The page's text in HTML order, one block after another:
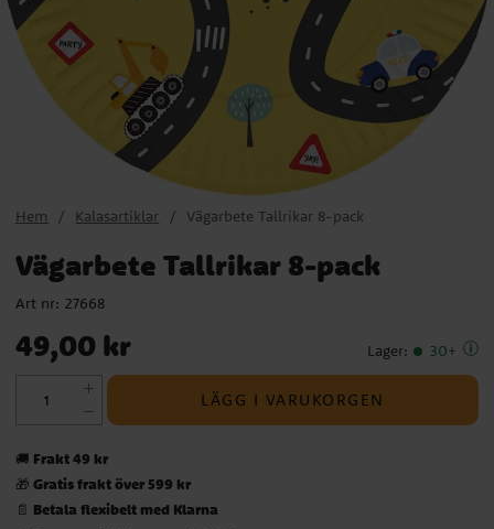
Hem Kalasartiklar Vägarbete Tallrikar 8-pack
Vägarbete Tallrikar 8-pack
Art nr: 27668
Pris: 49,00 kr
49,00 kr Lager: 30+
LÄGG I VARUKORGEN
🚚 Frakt 49 kr
🎁 Gratis frakt över 599 kr
📄 Betala flexibelt med Klarna